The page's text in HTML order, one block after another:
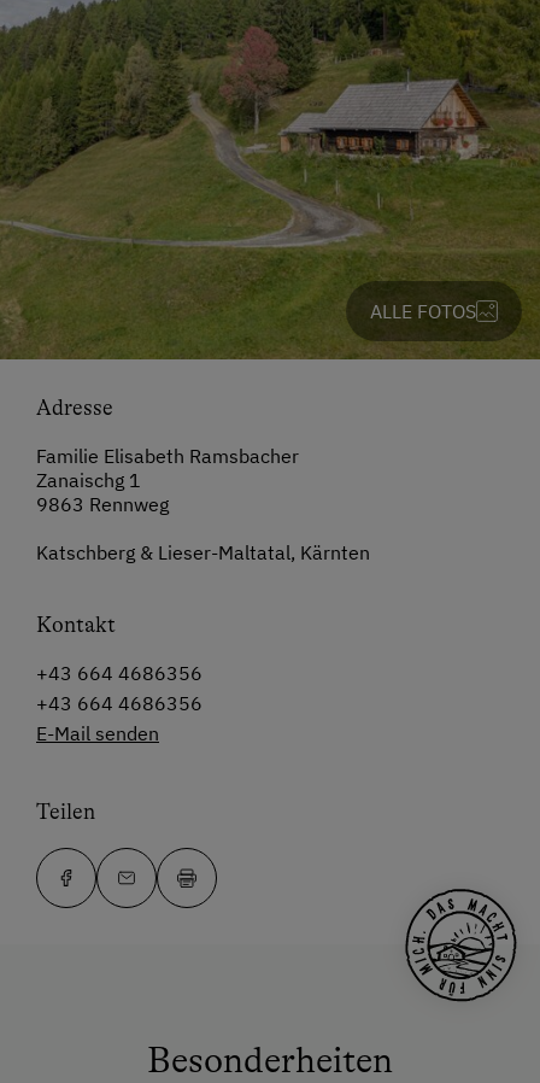
ALLE FOTOS
Adresse
Familie Elisabeth Ramsbacher
Zanaischg 1
9863 Rennweg
Katschberg & Lieser-Maltatal, Kärnten
Kontakt
+43 664 4686356
+43 664 4686356
E-Mail senden
Teilen
Besonderheiten